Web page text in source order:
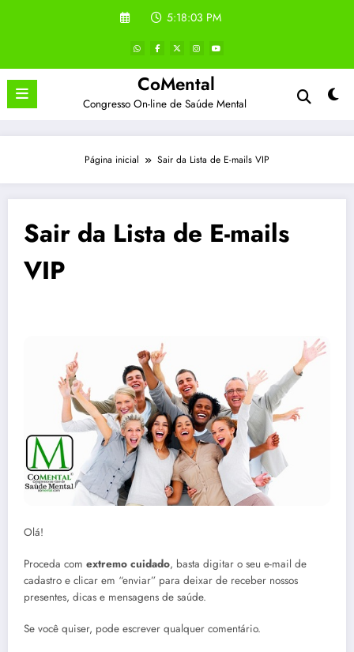
5:18:04 PM
CoMental
Congresso On-line de Saúde Mental
Página inicial Sair da Lista de E-mails VIP
Sair da Lista de E-mails
VIP
Olá!
Proceda com extremo cuidado, basta digitar o seu e-mail de
cadastro e clicar em “enviar” para deixar de receber nossos
presentes, dicas e mensagens de saúde.
Se você quiser, pode escrever qualquer comentário.